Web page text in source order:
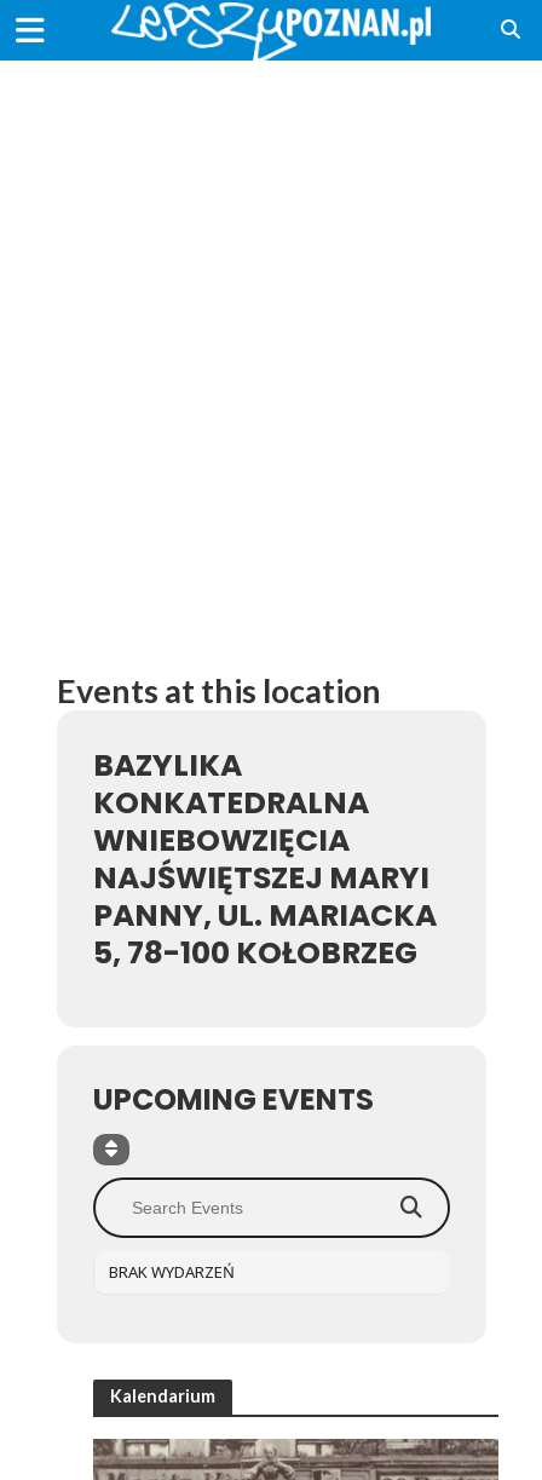
Events at this location
BAZYLIKA
KONKATEDRALNA
WNIEBOWZIĘCIA
NAJŚWIĘTSZEJ MARYI
PANNY, UL. MARIACKA
5, 78-100 KOŁOBRZEG
UPCOMING EVENTS
BRAK WYDARZEŃ
Kalendarium